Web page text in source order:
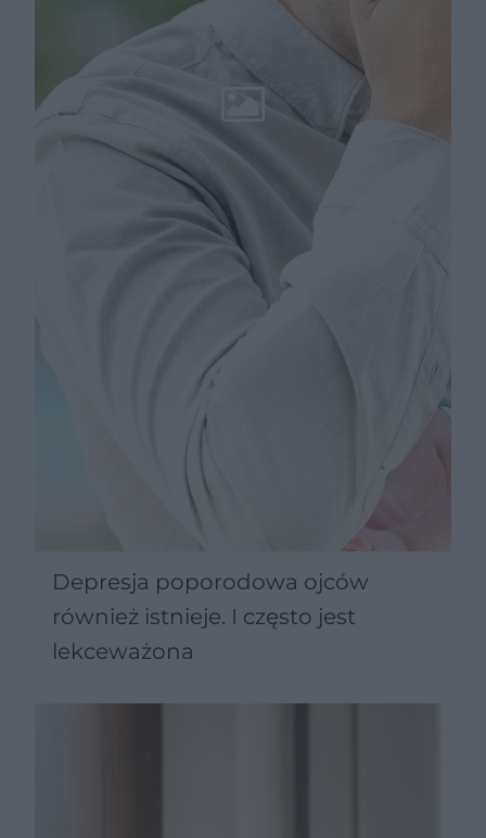
Depresja poporodowa ojców
również istnieje. I często jest
lekceważona